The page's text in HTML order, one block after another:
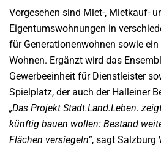
Vorgesehen sind Miet-, Mietkauf-
Eigentumswohnungen in
für Generationenwohnen sowie
Wohnen. Ergänzt wird das
Gewerbeeinheit für Dienstleister
Spielplatz, der auch der Halleiner
„Das Projekt Stadt.Land.Leben.
künftig bauen wollen: Bestand
Flächen versiegeln“, sagt Salzburg